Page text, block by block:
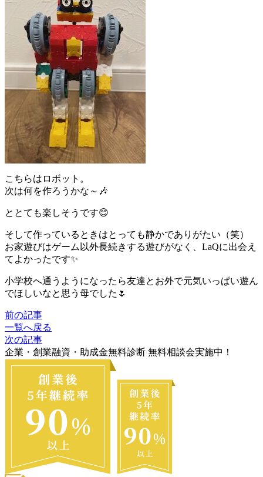
こちらはロボット。
次は何を作ろうかな～🎶
ととても楽しそうです😊
そして作っているときはとっても静かでありがたい（笑）
お家遊びはゲーム以外長続きする遊びがなく、LaQに出会え
てよかったです✨
小学校へ通うようになったら友達とお外で元気いっぱい遊ん
でほしいなと思う母でした🌷
前の記事
一覧へ戻る
次の記事
企業・創業融資・助成金無料診断 無料相談会実施中！